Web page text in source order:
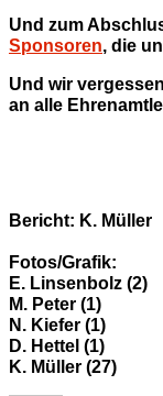
Und zum
Sponsoren, die
Und wir
an alle
Bericht: K. Müller
Fotos/Grafik:
E. Linsenbolz (2)
M. Peter (1)
N. Kiefer (1)
D. Hettel (1)
K. Müller (27)